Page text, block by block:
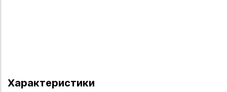
Характеристики